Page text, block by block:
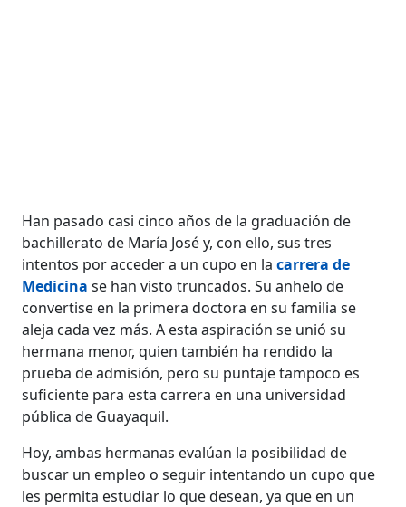
Han pasado casi cinco años de la graduación de
bachillerato de María José y, con ello, sus tres
intentos por acceder a un cupo en lacarrera de
Medicina se han visto truncados. Su anhelo de
convertise en la primera doctora en su familia se
aleja cada vez más. A esta aspiración se unió su
hermana menor, quien también ha rendido la
prueba de admisión, pero su puntaje tampoco es
suficiente para esta carrera en una universidad
pública de Guayaquil.
Hoy, ambas hermanas evalúan la posibilidad de
buscar un empleo o seguir intentando un cupo que
les permita estudiar lo que desean, ya que en un